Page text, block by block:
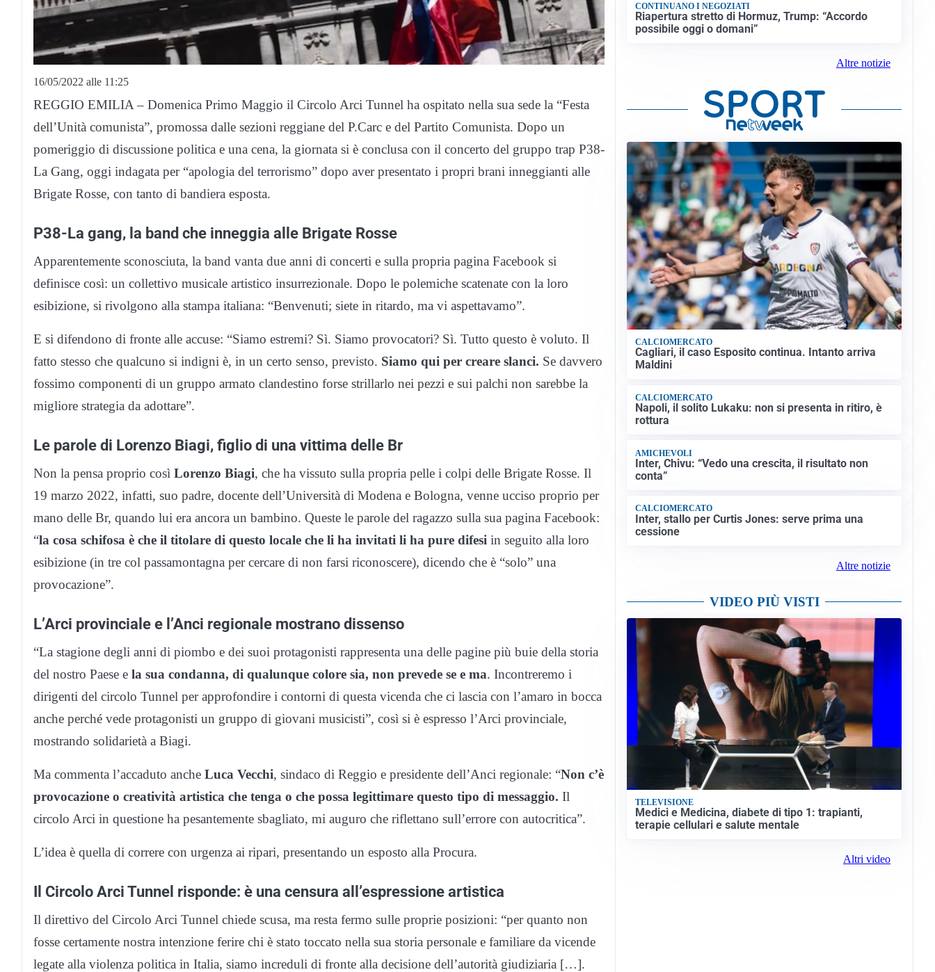
16/05/2022 alle 11:25
REGGIO EMILIA – Domenica Primo Maggio il Circolo Arci Tunnel ha ospitato nella sua sede la “Festa
dell’Unità comunista”, promossa dalle sezioni reggiane del P.Carc e del Partito Comunista. Dopo un
pomeriggio di discussione politica e una cena, la giornata si è conclusa con il concerto del gruppo trap P38-
La Gang, oggi indagata per “apologia del terrorismo” dopo aver presentato i propri brani inneggianti alle
Brigate Rosse, con tanto di bandiera esposta.
P38-La gang, la band che inneggia alle Brigate Rosse
Apparentemente sconosciuta, la band vanta due anni di concerti e sulla propria pagina Facebook si
definisce così: un collettivo musicale artistico insurrezionale. Dopo le polemiche scatenate con la loro
esibizione, si rivolgono alla stampa italiana: “Benvenuti; siete in ritardo, ma vi aspettavamo”.
E si difendono di fronte alle accuse: “Siamo estremi? Sì. Siamo provocatori? Sì. Tutto questo è voluto. Il
fatto stesso che qualcuno si indigni è, in un certo senso, previsto. Siamo qui per creare slanci. Se davvero
fossimo componenti di un gruppo armato clandestino forse strillarlo nei pezzi e sui palchi non sarebbe la
migliore strategia da adottare”.
Le parole di Lorenzo Biagi, figlio di una vittima delle Br
Non la pensa proprio così Lorenzo Biagi, che ha vissuto sulla propria pelle i colpi delle Brigate Rosse. Il
19 marzo 2022, infatti, suo padre, docente dell’Università di Modena e Bologna, venne ucciso proprio per
mano delle Br, quando lui era ancora un bambino. Queste le parole del ragazzo sulla sua pagina Facebook:
“la cosa schifosa è che il titolare di questo locale che li ha invitati li ha pure difesi in seguito alla loro
esibizione (in tre col passamontagna per cercare di non farsi riconoscere), dicendo che è “solo” una
provocazione”.
L’Arci provinciale e l’Anci regionale mostrano dissenso
“La stagione degli anni di piombo e dei suoi protagonisti rappresenta una delle pagine più buie della storia
del nostro Paese e la sua condanna, di qualunque colore sia, non prevede se e ma. Incontreremo i
dirigenti del circolo Tunnel per approfondire i contorni di questa vicenda che ci lascia con l’amaro in bocca
anche perché vede protagonisti un gruppo di giovani musicisti”, così si è espresso l’Arci provinciale,
mostrando solidarietà a Biagi.
Ma commenta l’accaduto anche Luca Vecchi, sindaco di Reggio e presidente dell’Anci regionale: “Non c’è
provocazione o creatività artistica che tenga o che possa legittimare questo tipo di messaggio. Il
circolo Arci in questione ha pesantemente sbagliato, mi auguro che riflettano sull’errore con autocritica”.
L’idea è quella di correre con urgenza ai ripari, presentando un esposto alla Procura.
Il Circolo Arci Tunnel risponde: è una censura all’espressione artistica
Il direttivo del Circolo Arci Tunnel chiede scusa, ma resta fermo sulle proprie posizioni: “per quanto non
fosse certamente nostra intenzione ferire chi è stato toccato nella sua storia personale e familiare da vicende
legate alla violenza politica in Italia, siamo increduli di fronte alla decisione dell’autorità giudiziaria […].
CONTINUANO I NEGOZIATI
Riapertura stretto di Hormuz, Trump: “Accordo
possibile oggi o domani”
Altre notizie
CALCIOMERCATO
Cagliari, il caso Esposito continua. Intanto arriva
Maldini
CALCIOMERCATO
Napoli, il solito Lukaku: non si presenta in ritiro, è
rottura
AMICHEVOLI
Inter, Chivu: “Vedo una crescita, il risultato non
conta”
CALCIOMERCATO
Inter, stallo per Curtis Jones: serve prima una
cessione
Altre notizie
VIDEO PIÙ VISTI
TELEVISIONE
Medici e Medicina, diabete di tipo 1: trapianti,
terapie cellulari e salute mentale
Altri video